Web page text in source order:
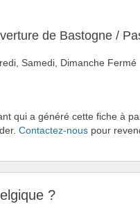
de Bastogne /
Samedi, Dimanche Fermé
qui a généré cette fiche à
Contactez-nous pour
?